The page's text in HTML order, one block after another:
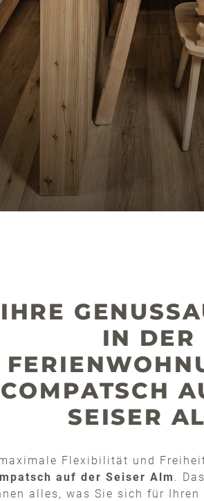
IHRE
IN DER
COMPATSCH
SEISER
Flexibilität und
auf der Seiser Alm .
alles, was Sie sich für